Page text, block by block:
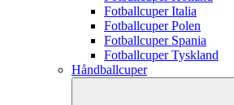
Fotballcuper Italia
Fotballcuper Polen
Fotballcuper Spania
Fotballcuper Tyskland
Håndballcuper